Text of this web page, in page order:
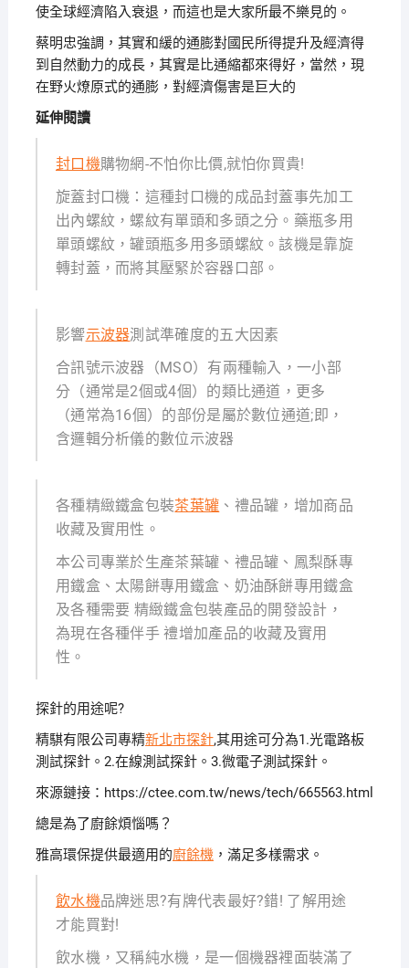
使全球經濟陷入衰退，而這也是大家所最不樂見的。
蔡明忠強調，其實和緩的通膨對國民所得提升及經濟得
到自然動力的成長，其實是比通縮都來得好，當然，現
在野火燎原式的通膨，對經濟傷害是巨大的
延伸閱讀
封口機購物網-不怕你比價,就怕你買貴!
旋蓋封口機：這種封口機的成品封蓋事先加工
出內螺紋，螺紋有單頭和多頭之分。藥瓶多用
單頭螺紋，罐頭瓶多用多頭螺紋。該機是靠旋
轉封蓋，而將其壓緊於容器口部。
影響示波器測試準確度的五大因素
合訊號示波器（MSO）有兩種輸入，一小部
分（通常是2個或4個）的類比通道，更多
（通常為16個）的部份是屬於數位通道;即，
含邏輯分析儀的數位示波器
各種精緻鐵盒包裝茶葉罐 、禮品罐，增加商品
收藏及實用性。
本公司專業於生產茶葉罐、禮品罐、鳳梨酥專
用鐵盒、太陽餅專用鐵盒、奶油酥餅專用鐵盒
及各種需要 精緻鐵盒包裝產品的開發設計，
為現在各種伴手 禮增加產品的收藏及實用
性。
探針的用途呢?
精騏有限公司專精新北市探針,其用途可分為1.光電路板
測試探針。2.在線測試探針。3.微電子測試探針。
來源鏈接：https://ctee.com.tw/news/tech/665563.html
總是為了廚餘煩惱嗎？
雅高環保提供最適用的廚餘機，滿足多樣需求。
飲水機品牌迷思?有牌代表最好?錯! 了解用途
才能買對!
飲水機，又稱純水機，是一個機器裡面裝滿了